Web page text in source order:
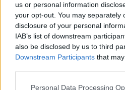
us or personal information
your opt-out. You may separately
disclosure of your personal
IAB’s list of downstream
also be disclosed by us to third
Downstream Participants that
Please note that this website/app
Personal Data Processing
Φωτιά τώρα στον ΧΥΤΑ Σάμου
Προσθέστε το